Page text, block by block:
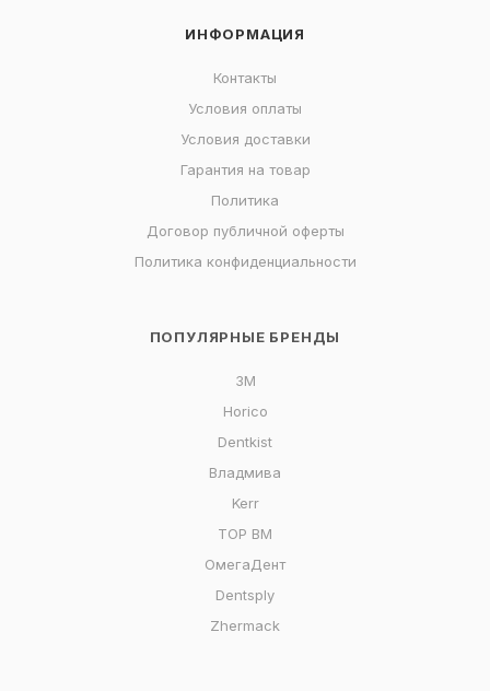
ИНФОРМАЦИЯ
Контакты
Условия оплаты
Условия доставки
Гарантия на товар
Политика
Договор публичной оферты
Политика конфиденциальности
ПОПУЛЯРНЫЕ БРЕНДЫ
3M
Horico
Dentkist
Владмива
Kerr
ТОР ВМ
ОмегаДент
Dentsply
Zhermack